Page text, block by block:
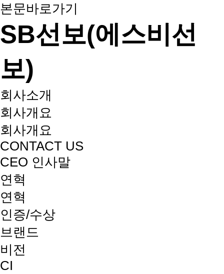
본문바로가기
SB선보(에스비선
보)
회사소개
회사개요
회사개요
CONTACT US
CEO 인사말
연혁
연혁
인증/수상
브랜드
비전
CI